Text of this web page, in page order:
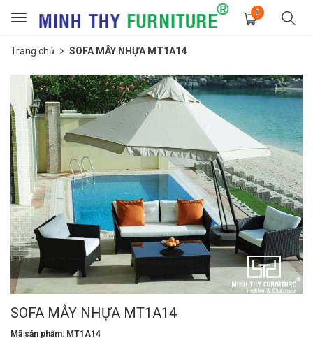
Toggle
0
Trang chủ SOFA MÂY NHỰA MT1A14
SOFA MÂY NHỰA MT1A14
Mã sản phẩm: MT1A14